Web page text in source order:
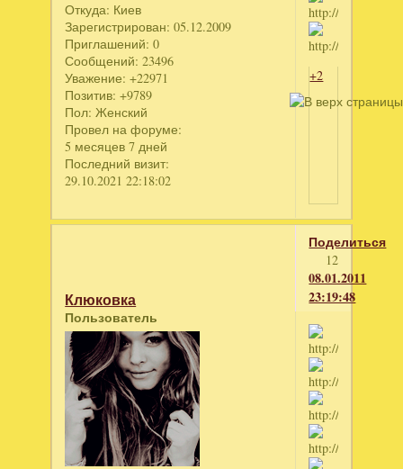
Откуда: Киев
Зарегистрирован: 05.12.2009
Приглашений: 0
Сообщений: 23496
Уважение: +22971
Позитив: +9789
Пол: Женский
Провел на форуме:
5 месяцев 7 дней
Последний визит:
29.10.2021 22:18:02
+2
Поделиться
12
08.01.2011
23:19:48
Клюковка
Пользователь